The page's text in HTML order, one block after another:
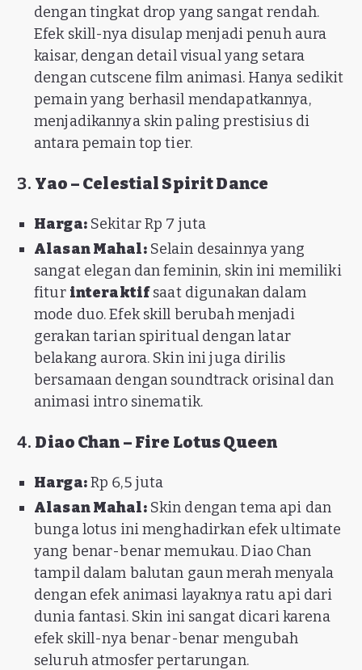
dengan tingkat drop yang sangat rendah.
Efek skill-nya disulap menjadi penuh aura
kaisar, dengan detail visual yang setara
dengan cutscene film animasi. Hanya sedikit
pemain yang berhasil mendapatkannya,
menjadikannya skin paling prestisius di
antara pemain top tier.
3. Yao – Celestial Spirit Dance
Harga:Sekitar Rp 7 juta
Alasan Mahal:Selain desainnya yang
sangat elegan dan feminin, skin ini memiliki
fitur interaktifsaat digunakan dalam
mode duo. Efek skill berubah menjadi
gerakan tarian spiritual dengan latar
belakang aurora. Skin ini juga dirilis
bersamaan dengan soundtrack orisinal dan
animasi intro sinematik.
4. Diao Chan – Fire Lotus Queen
Harga:Rp 6,5 juta
Alasan Mahal:Skin dengan tema api dan
bunga lotus ini menghadirkan efek ultimate
yang benar-benar memukau. Diao Chan
tampil dalam balutan gaun merah menyala
dengan efek animasi layaknya ratu api dari
dunia fantasi. Skin ini sangat dicari karena
efek skill-nya benar-benar mengubah
seluruh atmosfer pertarungan.